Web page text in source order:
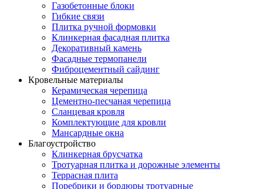
Газобетонные блоки
Гибкие связи
Плитка ручной формовки
Клинкерная фасадная плитка
Декоративный камень
Фасадные термопанели
Фиброцементный сайдинг
Кровельные материалы
Керамическая черепица
Цементно-песчаная черепица
Сланцевая кровля
Комплектующие для кровли
Мансардные окна
Благоустройство
Клинкерная брусчатка
Тротуарная плитка и дорожные элементы
Террасная плита
Поребрики и бордюры тротуарные